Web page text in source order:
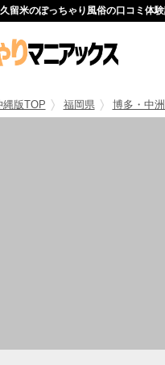
留米のぽっちゃり風俗の口コミ体
縄版TOP 福岡県 博多・中